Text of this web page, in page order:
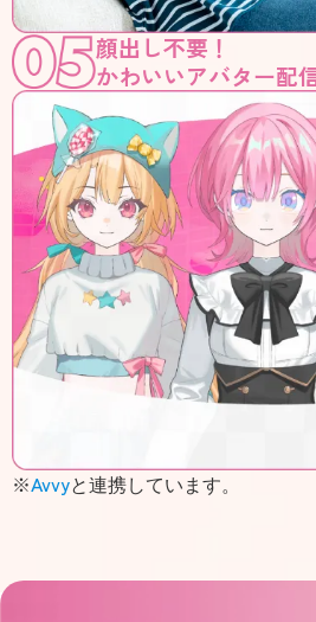
顔出し不要！
かわいいアバター配
※Avvyと連携しています。